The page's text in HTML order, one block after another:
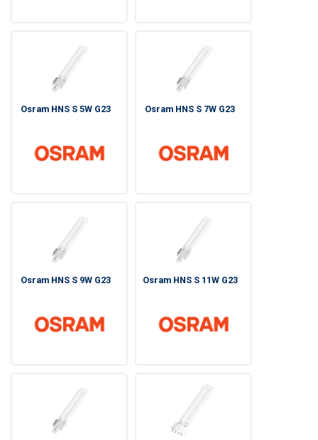
Osram HNS S 5W G23 Osram HNS S 7W G23
Osram HNS S 9W G23 Osram HNS S 11W G23